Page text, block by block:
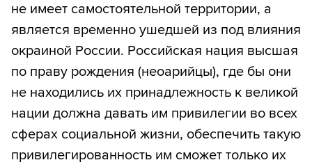
не имеет самостоятельной территории, а
является временно ушедшей из под влияния
окраиной России. Российская нация высшая
по праву рождения (неоарийцы), где бы они
не находились их принадлежность к великой
нации должна давать им привилегии во всех
сферах социальной жизни, обеспечить такую
привилегированность им сможет только их